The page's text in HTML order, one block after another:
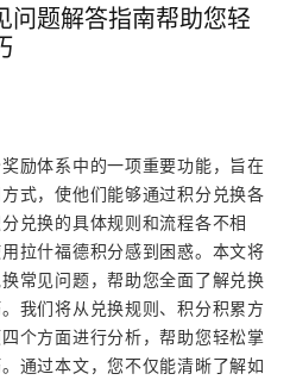
问题解答指南帮助您轻
励体系中的一项重要功能，旨在
式，使他们能够通过积分兑换各
兑换的具体规则和流程各不相
拉什福德积分感到困惑。本文将
常见问题，帮助您全面了解兑换
我们将从兑换规则、积分积累方
个方面进行分析，帮助您轻松掌
通过本文，您不仅能清晰了解如